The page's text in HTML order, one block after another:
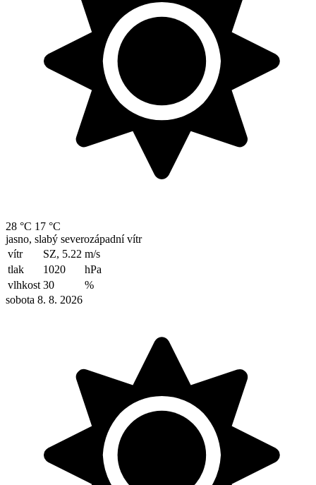
28 °C 17 °C
jasno, slabý severozápadní vítr
vítr
SZ, 5.22 m/s
tlak
1020
hPa
vlhkost 30
%
sobota 8. 8. 2026